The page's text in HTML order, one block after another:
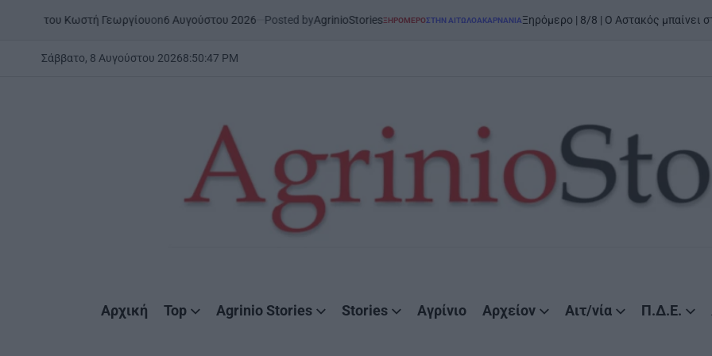
Γεωργίουon6 Αυγούστου 2026 Posted byAgrinioStoriesPOSTED
ΞΗΡΟΜΕΡΟΣΤΗΝ ΑΙΤΩΛΟΑΚΑΡΝΑΝΊΑΞηρόμερο | 8/8 | Ο Αστακός μπαίνει στον χορόon6
Σάββατο, 8 Αυγούστου 20268:50:49 PM
Αρχική Top Agrinio Stories Stories Αγρίνιο Αρχείον Αιτ/νία Π.Δ.Ε.